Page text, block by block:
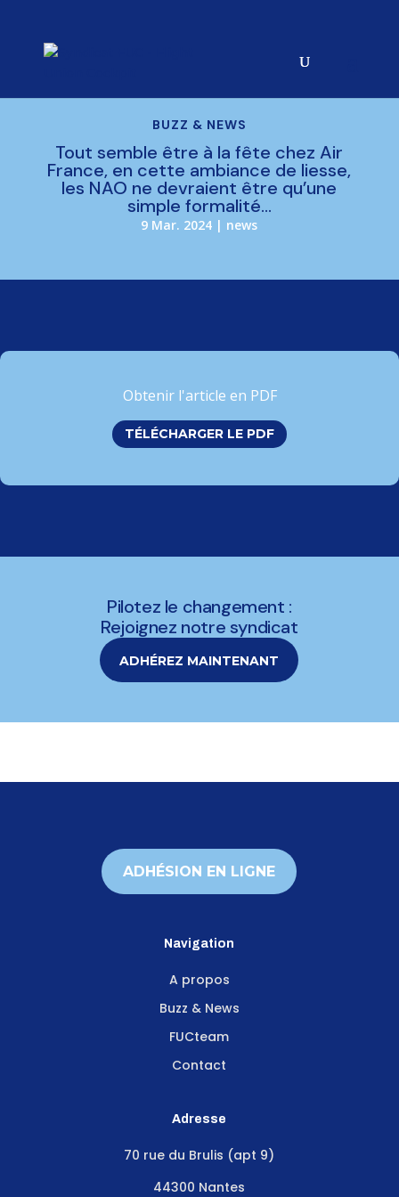
BUZZ & NEWS
Tout semble être à la fête chez Air
France, en cette ambiance de liesse,
les NAO ne devraient être qu’une
simple formalité…
9 Mar. 2024 | news
Obtenir l'article en PDF
TÉLÉCHARGER LE PDF
Pilotez le changement :
Rejoignez notre syndicat
ADHÉREZ MAINTENANT
ADHÉSION EN LIGNE
Navigation
A propos
Buzz & News
FUCteam
Contact
Adresse
70 rue du Brulis (apt 9)
44300 Nantes